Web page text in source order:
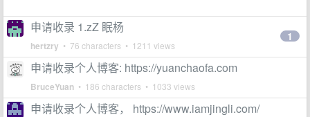
申请收录 1.zZ 眠杨
hertzry • 76 characters • 1211 views
1
申请收录个人博客: https://yuanchaofa.com
BruceYuan • 186 characters • 1033 views
申请收录个人博客， https://www.iamjingli.com/